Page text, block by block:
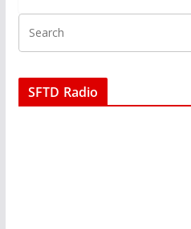
SFTD Radio